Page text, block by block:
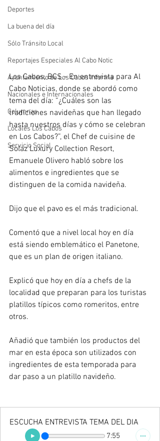
Deportes
La buena del día
Sólo Tránsito Local
Reportajes Especiales Al Cabo Notic
Ayuntamiento de Los Cabos Informa
Nacionales e Internacionales
Columnas
Locales Los Cabos
Servicio Social
Los Cabos, BCS.- En entrevista para Al
Cabo Noticias, donde se abordó como
tema del día: “¿Cuáles son las
tradiciones navideñas que han llegado
hasta nuestros días y cómo se celebran
en Los Cabos?”, el Chef de cuisine de
Solaz Luxury Collection Resort,
Emanuele Olivero habló sobre los
alimentos e ingredientes que se
distinguen de la comida navideña.
Dijo que el pavo es el más tradicional.
Comentó que a nivel local hoy en día
está siendo emblemático el Panetone,
que es un plan de origen italiano.
Explicó que hoy en día a chefs de la
localidad que preparan para los turistas
platillos típicos como romeritos, entre
otros.
Añadió que también los productos del
mar en esta época son utilizados con
ingredientes de esta temporada para
dar paso a un platillo navideño.
ESCUCHA ENTREVISTA TEMA DEL DIA
7:55